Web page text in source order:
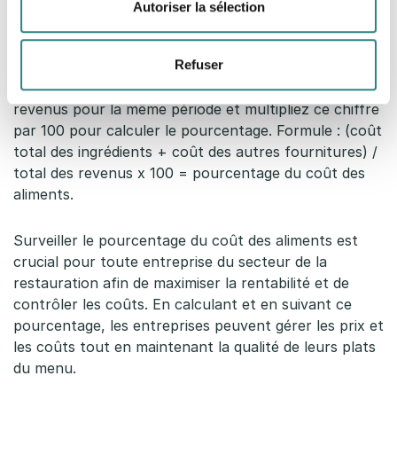
Autoriser la sélection
Refuser
total des menus.
6.Divisez le coût total des menus par le total des
revenus pour la même période et multipliez ce chiffre
par 100 pour calculer le pourcentage. Formule : (coût
total des ingrédients + coût des autres fournitures) /
total des revenus x 100 = pourcentage du coût des
aliments.
Surveiller le pourcentage du coût des aliments est
crucial pour toute entreprise du secteur de la
restauration afin de maximiser la rentabilité et de
contrôler les coûts. En calculant et en suivant ce
pourcentage, les entreprises peuvent gérer les prix et
les coûts tout en maintenant la qualité de leurs plats
du menu.